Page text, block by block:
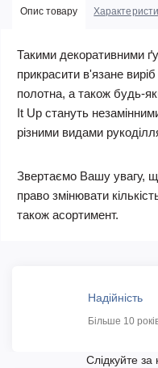
Опис товару
Такими декоративними
прикрасити в'язане
полотна, а також будь-
It Up стануть
різними видами
Звертаємо Вашу увагу,
право змінювати
також асортимент.
Надійність
Більше 10
Слідкуйте